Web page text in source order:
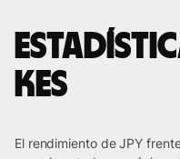
KES
El rendimiento de JPY